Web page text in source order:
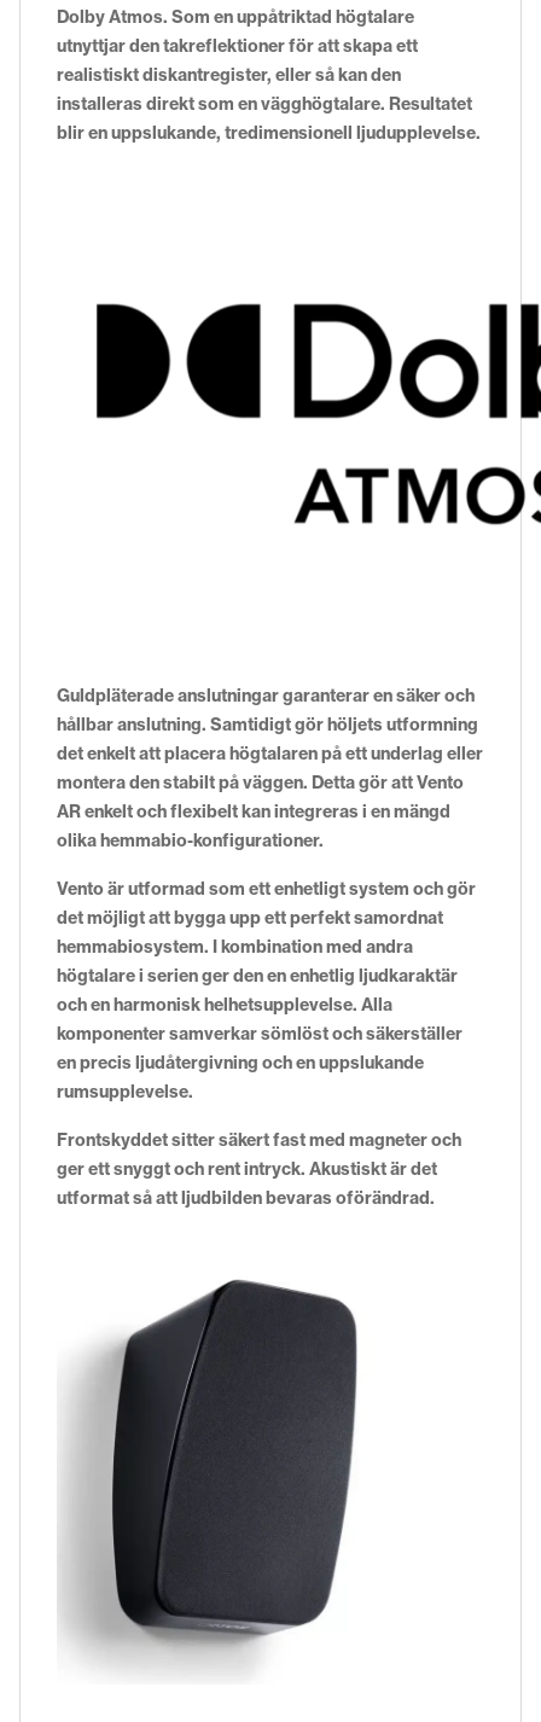
Dolby Atmos. Som en uppåtriktad högtalare
utnyttjar den takreflektioner för att skapa ett
realistiskt diskantregister, eller så kan den
installeras direkt som en vägghögtalare. Resultatet
blir en uppslukande, tredimensionell ljudupplevelse.
Guldpläterade anslutningar garanterar en säker och
hållbar anslutning. Samtidigt gör höljets utformning
det enkelt att placera högtalaren på ett underlag eller
montera den stabilt på väggen. Detta gör att Vento
AR enkelt och flexibelt kan integreras i en mängd
olika hemmabio-konfigurationer.
Vento är utformad som ett enhetligt system och gör
det möjligt att bygga upp ett perfekt samordnat
hemmabiosystem. I kombination med andra
högtalare i serien ger den en enhetlig ljudkaraktär
och en harmonisk helhetsupplevelse. Alla
komponenter samverkar sömlöst och säkerställer
en precis ljudåtergivning och en uppslukande
rumsupplevelse.
Frontskyddet sitter säkert fast med magneter och
ger ett snyggt och rent intryck. Akustiskt är det
utformat så att ljudbilden bevaras oförändrad.